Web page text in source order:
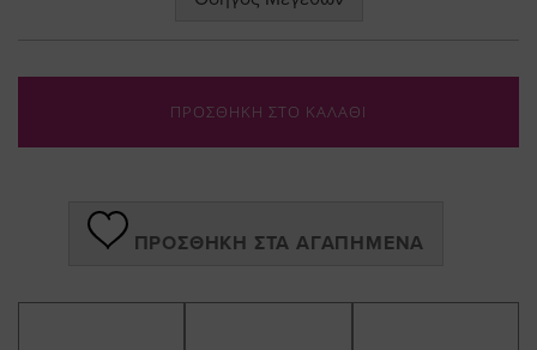
ΠΡΟΣΘΗΚΗ ΣΤΟ ΚΑΛΑΘΙ
ΠΡΟΣΘΉΚΗ ΣΤΑ ΑΓΑΠΗΜΈΝΑ